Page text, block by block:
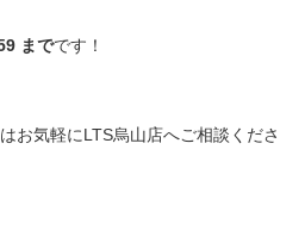
までです！
お気軽にLTS烏山店へご相談くださ